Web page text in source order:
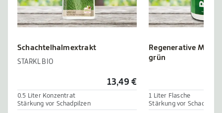
Schachtelhalmextrakt
STARKL BIO
13,49 €
0.5 Liter Konzentrat
Stärkung vor Schadpilzen
Regenerative
grün
1 Liter Flasche
Stärkung vor